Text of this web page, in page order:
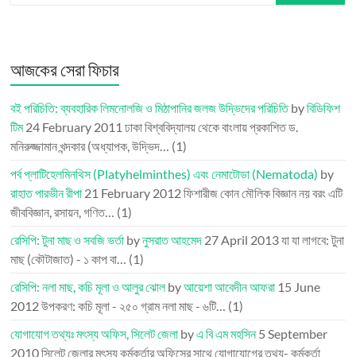
আজকের সেরা ফিচার
বই পরিচিতি: ব্যবহারিক লিমনোলজি ও মিঠাপানির জলজ উদ্ভিদের পরিচিতিbyবিডিফিশ
টিম24 February 2011 ঢাকা বিশ্ববিদ্যালয় থেকে বাংলায় প্রকাশিত ড.
মনিরুজ্জামান খন্দকার (অধ্যাপক, উদ্ভিদ… (1)
পর্ব প্লাটিহেলমিনথিস (Platyhelminthes) এবং নেমাটোডা (Nematoda) by
রাহাত পারভীন রীপা 21 February 2012ফিশারীজ কোন মৌলিক বিজ্ঞান নয় বরং এটি
জীববিজ্ঞান, রসায়ন, গণিত… (1)
রেসিপি: টুনা মাছ ও সবজি ভর্তা byনুসরাত আহমেদ 27 April 2013যা যা লাগবে: টুনা
মাছ (কৌটাজাত) - ১ কাপ বা… (1)
রেসিপি: নলা মাছ, কচি মূলা ও আলুর ঝোলbyআয়েশা আবেদীন আফরা 15 June
2012উপকরণ: কচি মূলা - ২৫০ গ্রাম নলা মাছ - ৬টি… (1)
যোগাযোগ তথ্যঃ মৎস্য অফিস, সিলেট জেলা byএ বি এম মহসিন5 September
2010সিলেট জেলার মৎস্য কর্মকর্তার অফিসের সাথে যোগাযোগের তথ্য- কর্মকর্তা